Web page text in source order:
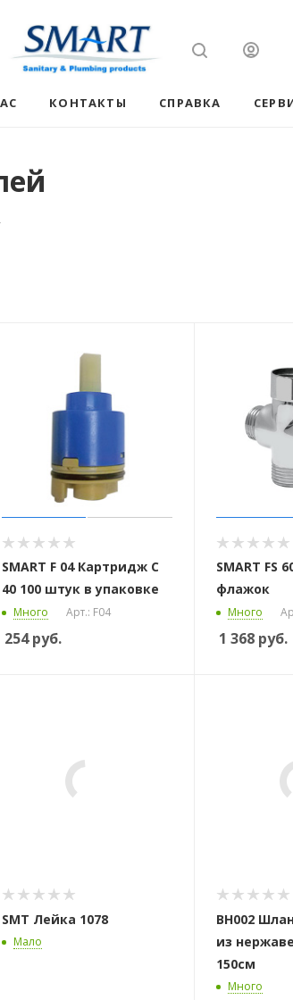
КОНТАКТЫ СПРАВКА
SMART F 04 Картридж С
40 100 штук в упаковке
Много Арт.: F04
254руб.
SMART FS
флажок
Много
1 368руб.
SMT Лейка 1078
Мало
BH002
из
150см
Много